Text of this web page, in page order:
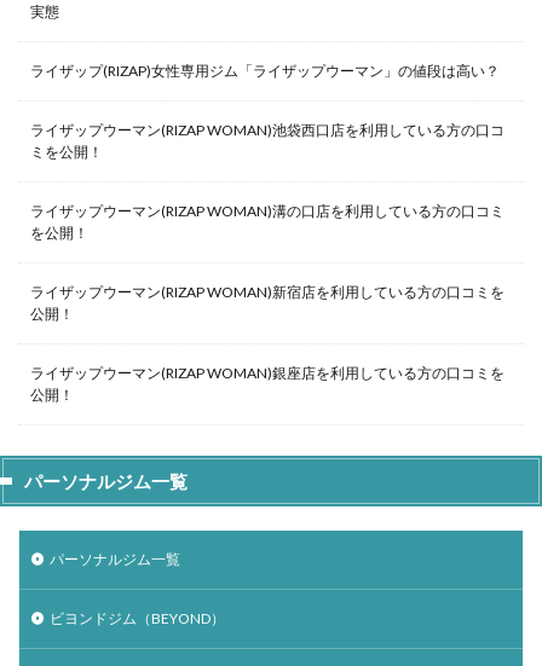
実態
ライザップ(RIZAP)女性専用ジム「ライザップウーマン」の値段は高い？
ライザップウーマン(RIZAP WOMAN)池袋西口店を利用している方の口コ
ミを公開！
ライザップウーマン(RIZAP WOMAN)溝の口店を利用している方の口コミ
を公開！
ライザップウーマン(RIZAP WOMAN)新宿店を利用している方の口コミを
公開！
ライザップウーマン(RIZAP WOMAN)銀座店を利用している方の口コミを
公開！
パーソナルジム一覧
パーソナルジム一覧
ビヨンドジム（BEYOND）